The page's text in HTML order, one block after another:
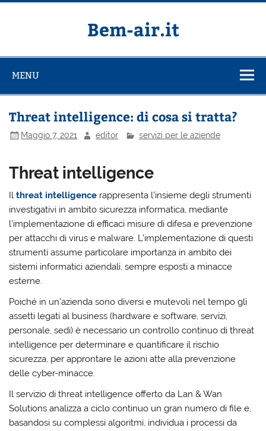
Salta
Bem-air.it
MENU
Threat intelligence: di cosa si tratta?
Maggio 7, 2021 editor servizi per le aziende
Threat intelligence
Ilthreat intelligence rappresenta l’insieme degli strumenti
investigativi in ambito sicurezza informatica, mediante
l’implementazione di efficaci misure di difesa e prevenzione
per attacchi di virus e malware. L’implementazione di questi
strumenti assume particolare importanza in ambito dei
sistemi informatici aziendali, sempre esposti a minacce
esterne.
Poiché in un’azienda sono diversi e mutevoli nel tempo gli
assetti legati al business (hardware e software, servizi,
personale, sedi) è necessario un controllo continuo di threat
intelligence per determinare e quantificare il rischio
sicurezza, per approntare le azioni atte alla prevenzione
delle cyber-minacce.
Il servizio di threat intelligence offerto da Lan & Wan
Solutions analizza a ciclo continuo un gran numero di file e,
basandosi su complessi algoritmi, individua i processi da